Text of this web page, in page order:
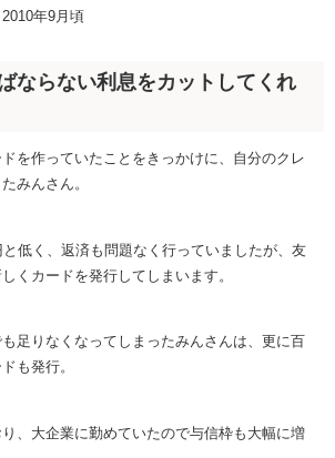
2010年9月頃
ならない利息をカットしてくれ
を作っていたことをきっかけに、自分のクレ
みんさん。
低く、返済も問題なく行っていましたが、友
くカードを発行してしまいます。
足りなくなってしまったみんさんは、更に百
も発行。
、大企業に勤めていたので与信枠も大幅に増